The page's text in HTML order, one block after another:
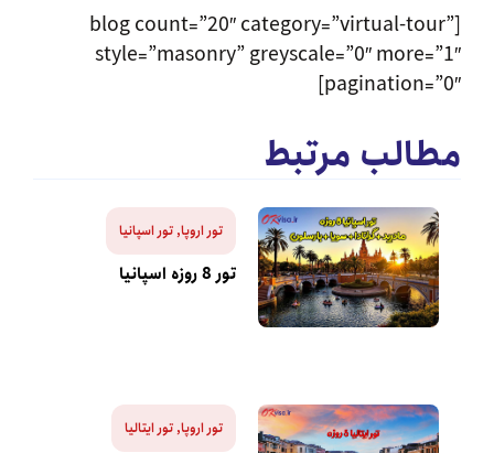
[blog count=”20″ category=”virtual-
style=”masonry” greyscale=”0″
مرتبط
تور اروپا تور اسپانیا
تور 8 روزه اسپانیا
تور اروپا تور ایتالیا